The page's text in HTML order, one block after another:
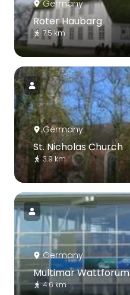
Germany
Roter Haubarg
7.5 km
Germany
St. Nicholas Church
3.9 km
Germany
Multimar Wattforum
4.6 km